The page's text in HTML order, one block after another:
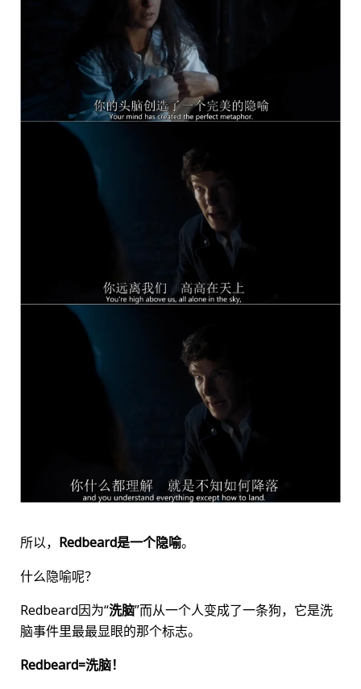
所以， Redbeard是一个隐喻。
什么隐喻呢？
Redbeard因为“洗脑”而从一个人变成了一条狗，它是洗
脑事件里最最显眼的那个标志。
Redbeard=洗脑！